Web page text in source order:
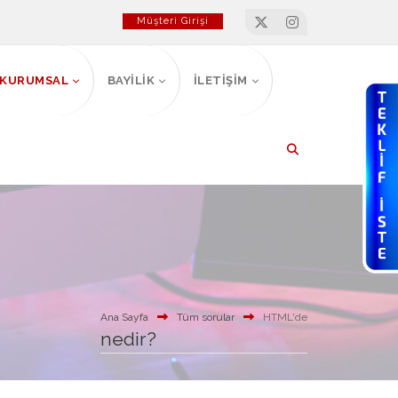
Müşteri Girişi
KURUMSAL BAYİLİK İLETİŞİM
Ana Sayfa Tüm sorular HTML'de
nedir?